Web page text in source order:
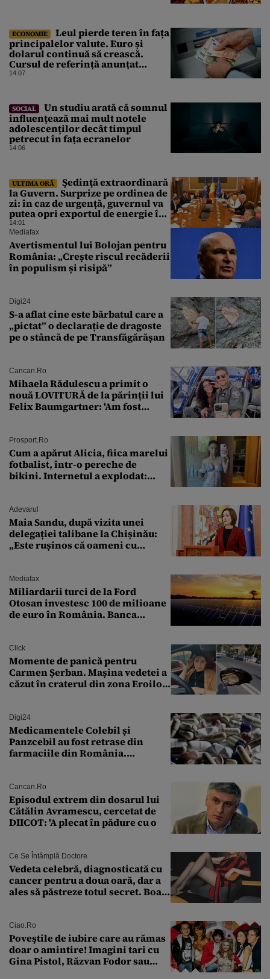
ECONOMIE
Leul pierde teren în fața
principalelor valute. Euro și
dolarul continuă să crească.
Cursul de referință anunțat
pentru vineri de BNR
14:07
SOCIAL
Un studiu arată că somnul
influențează mai mult notele
adolescenților decât timpul
petrecut în fața ecranelor
14:06
ULTIMA ORĂ
Şedinţă extraordinară
la Guvern. Surprize pe ordinea de
zi: în caz de urgență, guvernul va
putea opri exportul de energie în
afara țării
14:01
Mediafax
Avertismentul lui Bolojan pentru
România: „Crește riscul recăderii
în populism și risipă”
Digi24
S-a aflat cine este bărbatul care a
„pictat” o declarație de dragoste
pe o stâncă de pe Transfăgărășan
Cancan.ro
Mihaela Rădulescu a primit o
nouă LOVITURĂ de la părinții lui
Felix Baumgartner: 'Am fost
Prosport.ro
Cum a apărut Alicia, fiica marelui
fotbalist, într-o pereche de
bikini. Internetul a explodat:
Adevarul
Maia Sandu, după vizita unei
delegației talibane la Chișinău:
„Este rușinos că oameni cu
Mediafax
Miliardarii turci de la Ford
Otosan investesc 100 de milioane
de euro în România. Banca
Click
Momente de panică pentru
Carmen Șerban. Mașina vedetei a
căzut în craterul din zona Eroilor:
Digi24
Medicamentele Colebil și
Panzcebil au fost retrase din
farmaciile din România.
Cancan.ro
Episodul extrem din dosarul lui
Cătălin Avramescu, cercetat de
DIICOT: 'A plecat în pădure cu o
Ce Se Întâmplă Doctore
Vedeta celebră, diagnosticată cu
cancer pentru a doua oară, dar a
ales să păstreze totul secret. Boala
Ciao.ro
Poveştile de iubire care au rămas
doar o amintire! Imagini tari cu
Gina Pistol, Răzvan Fodor sau